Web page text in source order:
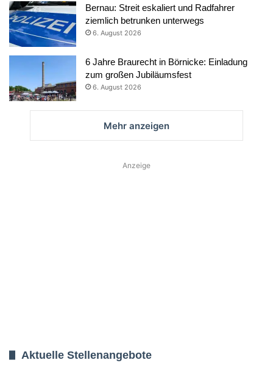
Bernau: Streit eskaliert und Radfahrer
ziemlich betrunken unterwegs
6. August 2026
6 Jahre Braurecht in Börnicke: Einladung
zum großen Jubiläumsfest
6. August 2026
Mehr anzeigen
Anzeige
Aktuelle Stellenangebote